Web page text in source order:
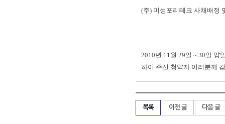
(주) 미성포리테크 사채배정
2010년 11월 29일 ~ 30일 양
하여 주신 청약자 여러분께
목록 이전 글 다음 글